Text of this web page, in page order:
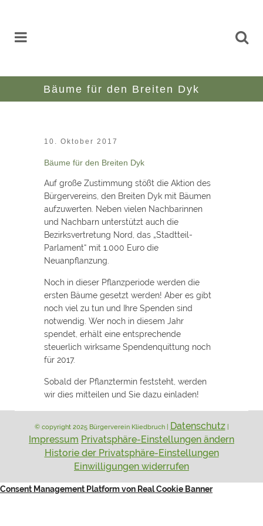
Bäume für den Breiten Dyk
10. Oktober 2017
Bäume für den Breiten Dyk
Auf große Zustimmung stößt die Aktion des
Bürgervereins, den Breiten Dyk mit Bäumen
aufzuwerten. Neben vielen Nachbarinnen
und Nachbarn unterstützt auch die
Bezirksvertretung Nord, das „Stadtteil-
Parlament“ mit 1.000 Euro die
Neuanpflanzung.
Noch in dieser Pflanzperiode werden die
ersten Bäume gesetzt werden! Aber es gibt
noch viel zu tun und Ihre Spenden sind
notwendig. Wer noch in diesem Jahr
spendet, erhält eine entsprechende
steuerlich wirksame Spendenquittung noch
für 2017.
Sobald der Pflanztermin feststeht, werden
wir dies mitteilen und Sie dazu einladen!
© copyright 2025 Bürgerverein Kliedbruch | Datenschutz
Impressum Privatsphäre-Einstellungen ändern
Historie der Privatsphäre-Einstellungen
Einwilligungen widerrufen
Consent Management Platform von Real Cookie Banner